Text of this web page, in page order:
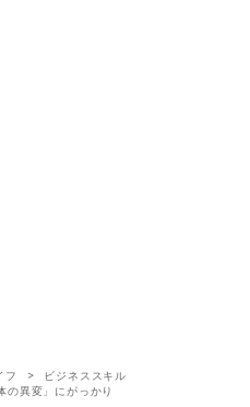
フ
ビジネススキル
の異変」にがっかり